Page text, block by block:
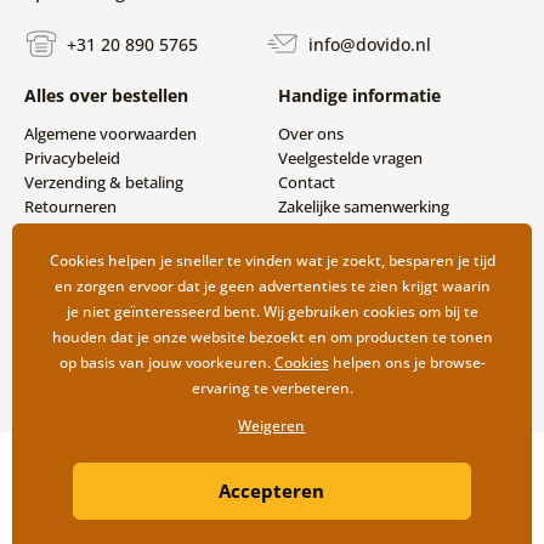
+31 20 890 5765 info@dovido.nl
Alles over bestellen
Algemene voorwaarden
Privacybeleid
Verzending & betaling
Retourneren
Handige informatie
Over ons
Veelgestelde vragen
Contact
Zakelijke samenwerking
Copyright ©2019 © Dovido.nl.
Litvanyi.sk| Webshop ontwikkeld door
Cookies helpen je sneller te vinden wat je zoekt, besparen je tijd
en zorgen ervoor dat je geen advertenties te zien krijgt waarin
je niet geïnteresseerd bent. Wij gebruiken cookies om bij te
houden dat je onze website bezoekt en om producten te tonen
op basis van jouw voorkeuren.Cookieshelpen ons je browse-
ervaring te verbeteren.
Weigeren
Accepteren